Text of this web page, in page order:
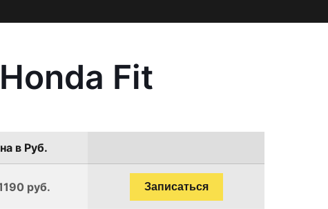
Fit
в Руб.
руб. Записаться